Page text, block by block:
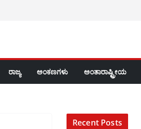
ರಾಜ್ಯ ಅಂಕಣಗಳು ಅಂತಾರಾಷ್ಟ್ರೀಯ
Recent Posts